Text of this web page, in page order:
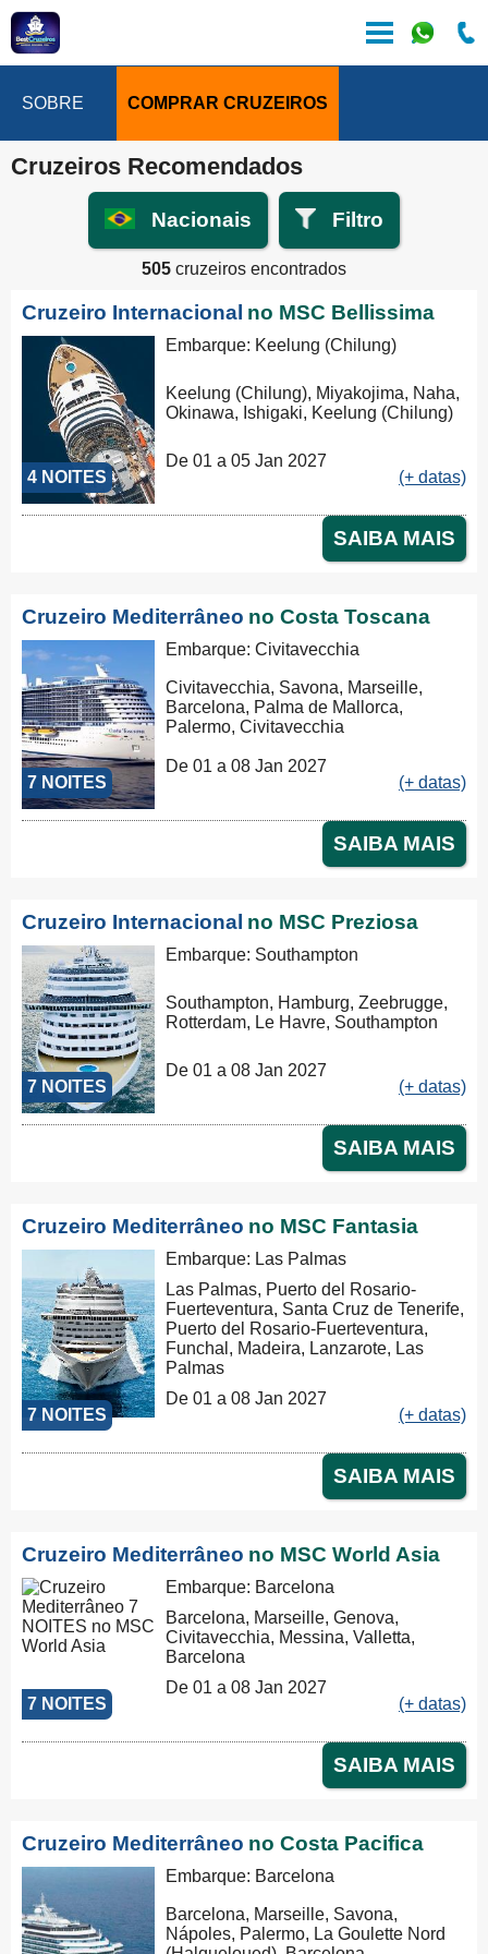
SOBRE COMPRAR CRUZEIROS
Cruzeiros Recomendados
Nacionais Filtro
505 cruzeiros encontrados
Cruzeiro Internacional no MSC Bellissima
4 NOITES
Embarque: Keelung (Chilung)
Keelung (Chilung), Miyakojima, Naha,
Okinawa, Ishigaki, Keelung (Chilung)
De 01 a 05 Jan 2027
(+ datas)
SAIBA MAIS
Cruzeiro Mediterrâneo no Costa Toscana
7 NOITES
Embarque: Civitavecchia
Civitavecchia, Savona, Marseille,
Barcelona, Palma de Mallorca,
Palermo, Civitavecchia
De 01 a 08 Jan 2027
(+ datas)
SAIBA MAIS
Cruzeiro Internacional no MSC Preziosa
7 NOITES
Embarque: Southampton
Southampton, Hamburg, Zeebrugge,
Rotterdam, Le Havre, Southampton
De 01 a 08 Jan 2027
(+ datas)
SAIBA MAIS
Cruzeiro Mediterrâneo no MSC Fantasia
7 NOITES
Embarque: Las Palmas
Las Palmas, Puerto del Rosario-
Fuerteventura, Santa Cruz de Tenerife,
Puerto del Rosario-Fuerteventura,
Funchal, Madeira, Lanzarote, Las
Palmas
De 01 a 08 Jan 2027
(+ datas)
SAIBA MAIS
Cruzeiro Mediterrâneo no MSC World Asia
7 NOITES
Embarque: Barcelona
Barcelona, Marseille, Genova,
Civitavecchia, Messina, Valletta,
Barcelona
De 01 a 08 Jan 2027
(+ datas)
SAIBA MAIS
Cruzeiro Mediterrâneo no Costa Pacifica
Embarque: Barcelona
Barcelona, Marseille, Savona,
Nápoles, Palermo, La Goulette Nord